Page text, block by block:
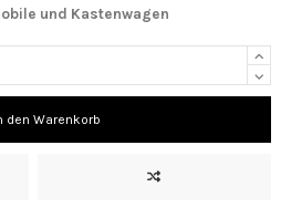
und Kastenwagen
den Warenkorb